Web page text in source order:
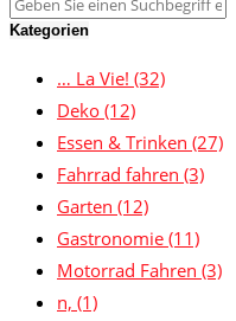
Kategorien
… La Vie! (32)
Deko (12)
Essen & Trinken (27)
Fahrrad fahren (3)
Garten (12)
Gastronomie (11)
Motorrad Fahren (3)
n, (1)